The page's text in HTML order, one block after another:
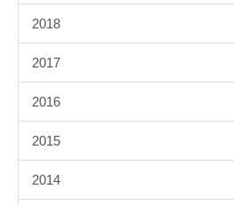
2018
2017
2016
2015
2014